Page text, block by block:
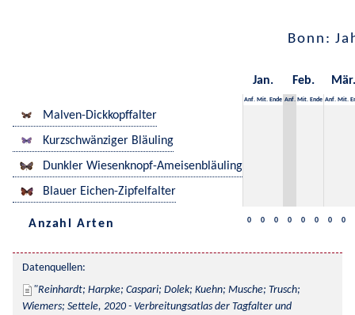
Bonn:
Jan. Feb. Mär.
Anf. Mit. Ende Anf. Mit. Ende Anf. Mit.
Malven-Dickkopffalter
Kurzschwänziger Bläuling
Dunkler Wiesenknopf-Ameisenbläuling
Blauer Eichen-Zipfelfalter
Anzahl Arten 0 0 0 0 0 0 0 0
Datenquellen:
Reinhardt; Harpke; Caspari; Dolek; Kuehn; Musche; Trusch;
Wiemers; Settele, 2020 - Verbreitungsatlas der Tagfalter und